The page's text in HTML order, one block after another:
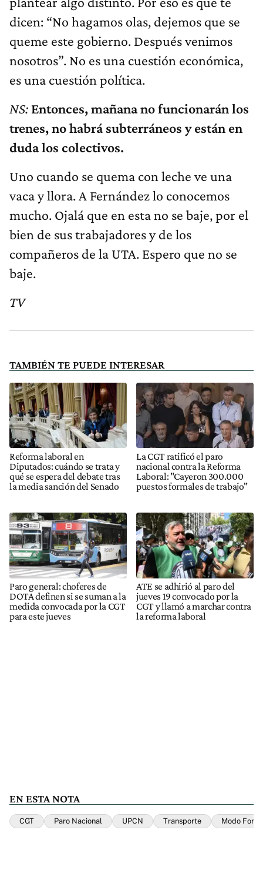
dicen: “No hagamos olas, dejemos que se
queme este gobierno. Después venimos
nosotros”. No es una cuestión económica,
es una cuestión política.
NS: Entonces, mañana no funcionarán los
trenes, no habrá subterráneos y están en
duda los colectivos.
Uno cuando se quema con leche ve una
vaca y llora. A Fernández lo conocemos
mucho. Ojalá que en esta no se baje, por el
bien de sus trabajadores y de los
compañeros de la UTA. Espero que no se
baje.
TV
TAMBIÉN TE PUEDE INTERESAR
Reforma laboral en
Diputados: cuándo se trata y
qué se espera del debate tras
la media sanción del Senado
La CGT ratificó el paro
nacional contra la Reforma
Laboral: "Cayeron 300.000
puestos formales de trabajo"
Paro general: choferes de
DOTA definen si se suman a la
medida convocada por la CGT
para este jueves
ATE se adhirió al paro del
jueves 19 convocado por la
CGT y llamó a marchar contra
la reforma laboral
EN ESTA NOTA
CGT Paro Nacional UPCN Transporte Modo